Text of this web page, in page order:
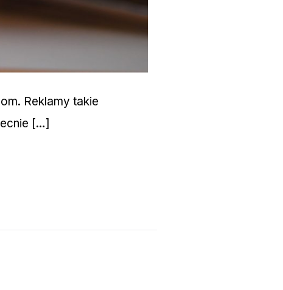
Reklamy takie
[…]